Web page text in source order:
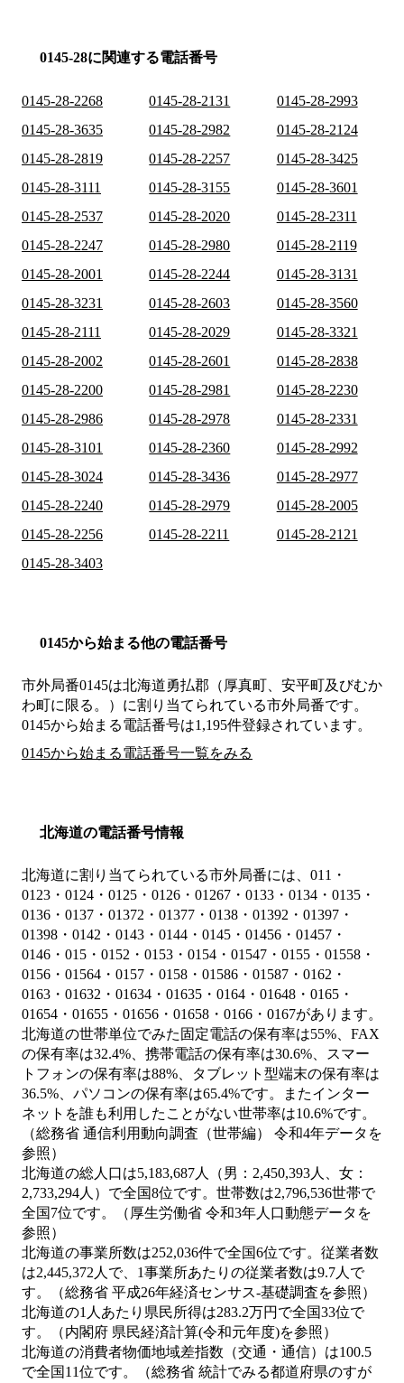
0145-28に関連する電話番号
0145-28-2268 0145-28-2131
0145-28-2993
0145-28-3635
0145-28-2982
0145-28-2124
0145-28-2819
0145-28-2257
0145-28-3425
0145-28-3111
0145-28-3155
0145-28-3601
0145-28-2537
0145-28-2020
0145-28-2311
0145-28-2247
0145-28-2980
0145-28-2119
0145-28-2001
0145-28-2244
0145-28-3131
0145-28-3231
0145-28-2603
0145-28-3560
0145-28-2111
0145-28-2029
0145-28-3321
0145-28-2002
0145-28-2601
0145-28-2838
0145-28-2200
0145-28-2981
0145-28-2230
0145-28-2986
0145-28-2978
0145-28-2331
0145-28-3101
0145-28-2360
0145-28-2992
0145-28-3024
0145-28-3436
0145-28-2977
0145-28-2240
0145-28-2979
0145-28-2005
0145-28-2256
0145-28-2211
0145-28-2121
0145-28-3403
0145から始まる他の電話番号
市外局番0145は北海道勇払郡（厚真町、安平町及びむか
わ町に限る。） に割り当てられている市外局番です。
0145から始まる電話番号は1,195件登録されています。
0145から始まる電話番号一覧をみる
北海道の電話番号情報
北海道に割り当てられている市外局番には、011・
0123・0124・0125・0126・01267・0133・0134・0135・
0136・0137・01372・01377・0138・01392・01397・
01398・0142・0143・0144・0145・01456・01457・
0146・015・0152・0153・0154・01547・0155・01558・
0156・01564・0157・0158・01586・01587・0162・
0163・01632・01634・01635・0164・01648・0165・
01654・01655・01656・01658・0166・0167があります。
北海道の世帯単位でみた固定電話の保有率は55%、FAX
の保有率は32.4%、携帯電話の保有率は30.6%、スマー
トフォンの保有率は88%、タブレット型端末の保有率は
36.5%、パソコンの保有率は65.4%です。またインター
ネットを誰も利用したことがない世帯率は10.6%です。
（総務省 通信利用動向調査（世帯編） 令和4年データを
参照）
北海道の総人口は5,183,687人（男：2,450,393人、女：
2,733,294人）で全国8位です。世帯数は2,796,536世帯で
全国7位です。（厚生労働省 令和3年人口動態データを
参照）
北海道の事業所数は252,036件で全国6位です。従業者数
は2,445,372人で、1事業所あたりの従業者数は9.7人で
す。（総務省 平成26年経済センサス‐基礎調査を参照）
北海道の1人あたり県民所得は283.2万円で全国33位で
す。（内閣府 県民経済計算(令和元年度)を参照）
北海道の消費者物価地域差指数（交通・通信）は100.5
で全国11位です。（総務省 統計でみる都道府県のすが